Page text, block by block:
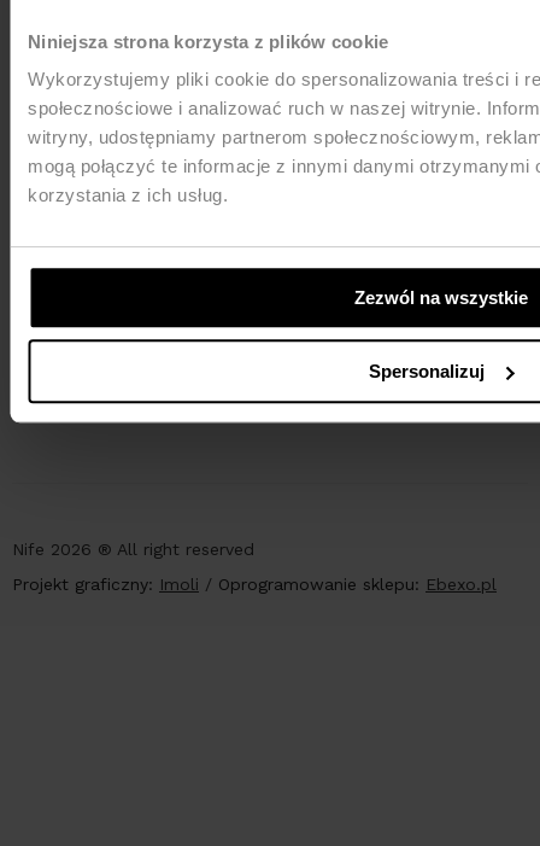
Niniejsza strona korzysta z plików cookie
Wykorzystujemy pliki cookie do spersonalizowania treści i
społecznościowe i analizować ruch w naszej witrynie.
witryny, udostępniamy partnerom społecznościowym,
mogą połączyć te informacje z innymi danymi
korzystania z ich usług.
Zezwól na wszystkie
Spersonalizuj
WYSYŁKA
PŁATNOŚCI
Nife 2026 ® All right reserved
Projekt graficzny: Imoli / Oprogramowanie sklepu: Ebexo.pl